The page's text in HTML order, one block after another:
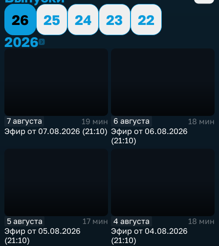
26
25 24 23
22
20262026
7 августа
19 мин
Эфир от 07.08.2026 (21:10)
6 августа
18 мин
Эфир от 06.08.2026
(21:10)
5 августа
17 мин
Эфир от 05.08.2026
(21:10)
4 августа
18 мин
Эфир от 04.08.2026
(21:10)